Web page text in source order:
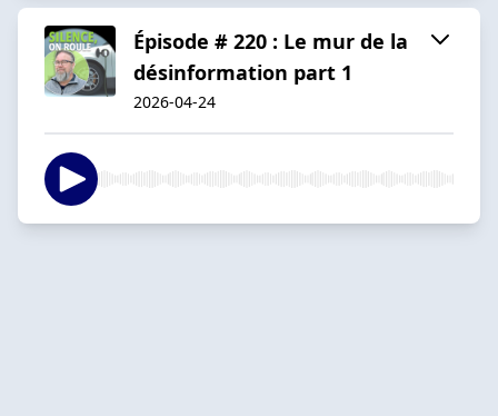
Épisode # 220 : Le mur de la
désinformation part 1
2026-04-24